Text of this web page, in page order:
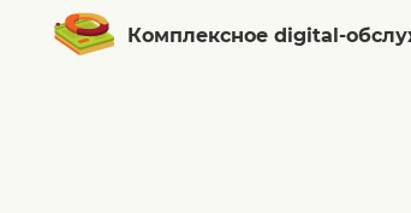
Комплексное digital-